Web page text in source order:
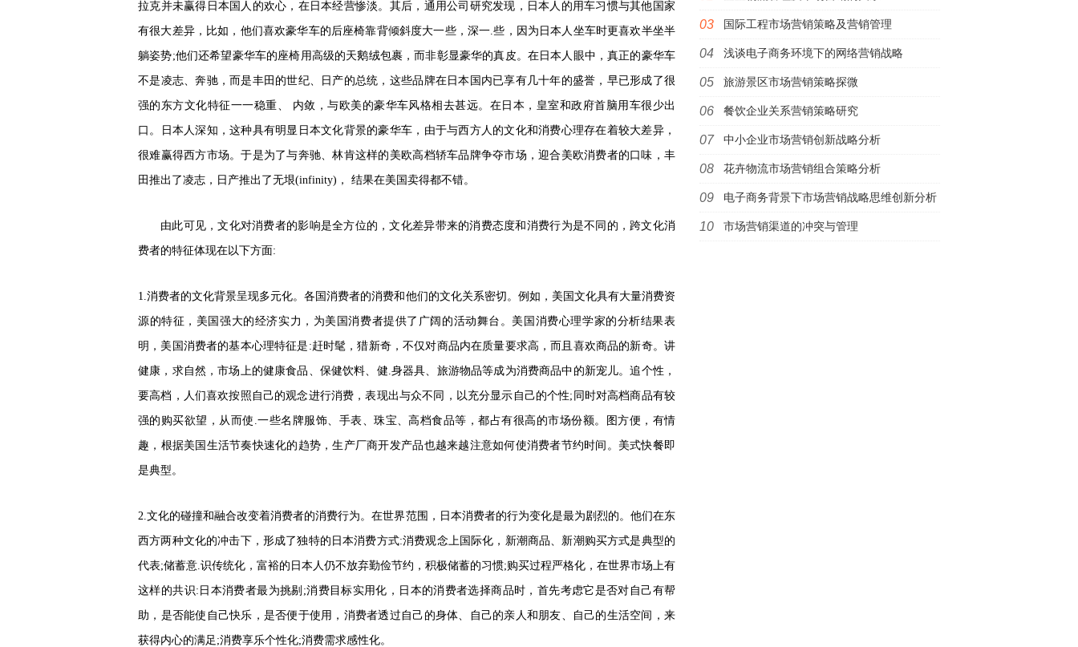
拉克并未赢得日本国人的欢心，在日本经营惨淡。其后，通用公司研究发现，日本人的用车习惯与其他国家
有很大差异，比如，他们喜欢豪华车的后座椅靠背倾斜度大一些，深一.些，因为日本人坐车时更喜欢半坐半
躺姿势;他们还希望豪华车的座椅用高级的天鹅绒包裹，而非彰显豪华的真皮。在日本人眼中，真正的豪华车
不是凌志、奔驰，而是丰田的世纪、日产的总统，这些品牌在日本国内已享有几十年的盛誉，早已形成了很
强的东方文化特征一一稳重、 内敛，与欧美的豪华车风格相去甚远。在日本，皇室和政府首脑用车很少出
口。日本人深知，这种具有明显日本文化背景的豪华车，由于与西方人的文化和消费心理存在着较大差异，
很难赢得西方市场。于是为了与奔驰、林肯这样的美欧高档轿车品牌争夺市场，迎合美欧消费者的口味，丰
田推出了凌志，日产推出了无垠(infinity)， 结果在美国卖得都不错。
由此可见，文化对消费者的影响是全方位的，文化差异带来的消费态度和消费行为是不同的，跨文化消
费者的特征体现在以下方面:
1.消费者的文化背景呈现多元化。各国消费者的消费和他们的文化关系密切。例如，美国文化具有大量消费资
源的特征，美国强大的经济实力，为美国消费者提供了广阔的活动舞台。美国消费心理学家的分析结果表
明，美国消费者的基本心理特征是:赶时髦，猎新奇，不仅对商品内在质量要求高，而且喜欢商品的新奇。讲
健康，求自然，市场上的健康食品、保健饮料、健.身器具、旅游物品等成为消费商品中的新宠儿。追个性，
要高档，人们喜欢按照自己的观念进行消费，表现出与众不同，以充分显示自己的个性;同时对高档商品有较
强的购买欲望，从而使.一些名牌服饰、手表、珠宝、高档食品等，都占有很高的市场份额。图方便，有情
趣，根据美国生活节奏快速化的趋势，生产厂商开发产品也越来越注意如何使消费者节约时间。美式快餐即
是典型。
2.文化的碰撞和融合改变着消费者的消费行为。在世界范围，日本消费者的行为变化是最为剧烈的。他们在东
西方两种文化的冲击下，形成了独特的日本消费方式:消费观念上国际化，新潮商品、新潮购买方式是典型的
代表;储蓄意.识传统化，富裕的日本人仍不放弃勤俭节约，积极储蓄的习惯;购买过程严格化，在世界市场上有
这样的共识:日本消费者最为挑剔;消费目标实用化，日本的消费者选择商品时，首先考虑它是否对自己有帮
助，是否能使自己快乐，是否便于使用，消费者透过自己的身体、自己的亲人和朋友、自己的生活空间，来
获得内心的满足;消费享乐个性化;消费需求感性化。
国际工程市场营销策略及营销管理
浅谈电子商务环境下的网络营销战略
旅游景区市场营销策略探微
餐饮企业关系营销策略研究
中小企业市场营销创新战略分析
花卉物流市场营销组合策略分析
电子商务背景下市场营销战略思维创新分析
市场营销渠道的冲突与管理